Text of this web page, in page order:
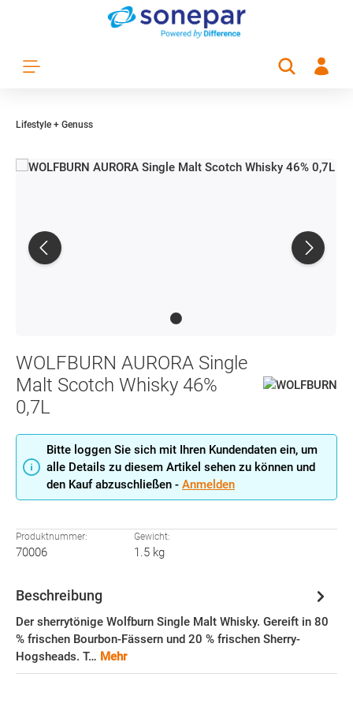
Zum Hauptinhalt springen
Lifestyle + Genuss
WOLFBURN AURORA Single
Malt Scotch Whisky 46%
0,7L
Bitte loggen Sie sich mit Ihren Kundendaten ein, um
alle Details zu diesem Artikel sehen zu können und
den Kauf abzuschließen - Anmelden
Produktnummer:
70006
Gewicht:
1.5 kg
Beschreibung
Der sherrytönige Wolfburn Single Malt Whisky. Gereift in 80
% frischen Bourbon-Fässern und 20 % frischen Sherry-
Hogsheads. T… Mehr